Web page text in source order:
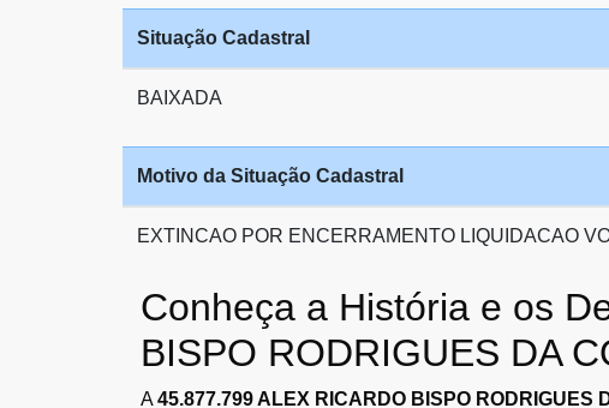
Situação Cadastral
BAIXADA
Motivo da Situação Cadastral
EXTINCAO POR ENCERRAMENTO LIQUIDACAO
Conheça a História e os
BISPO RODRIGUES DA
A45.877.799 ALEX RICARDO BISPO RODRIGUES